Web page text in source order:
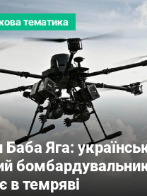
тематика
Яга:
в темряві